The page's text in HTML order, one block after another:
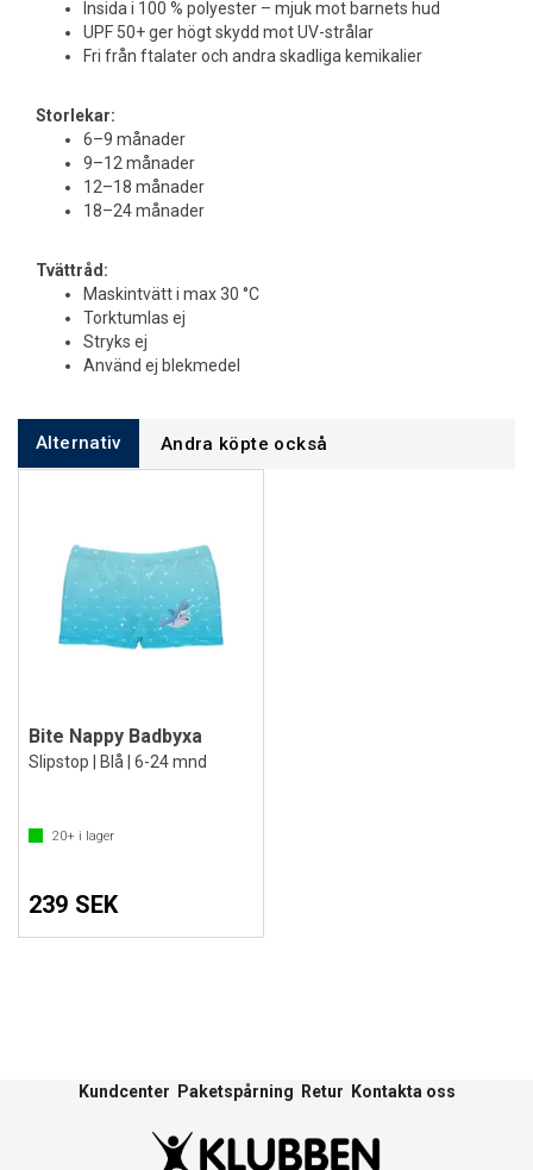
Insida i 100 % polyester – mjuk mot barnets hud
UPF 50+ ger högt skydd mot UV-strålar
Fri från ftalater och andra skadliga kemikalier
Storlekar:
6–9 månader
9–12 månader
12–18 månader
18–24 månader
Tvättråd:
Maskintvätt i max 30 °C
Torktumlas ej
Stryks ej
Använd ej blekmedel
Alternativ Andra köpte också
Bite Nappy Badbyxa
Slipstop | Blå | 6-24 mnd
20+ i lager
239 SEK
Kundcenter Paketspårning Retur Kontakta oss